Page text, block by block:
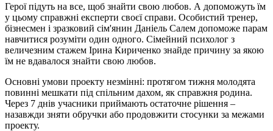
Герої підуть на все, щоб знайти свою любов. А допоможуть їм
у цьому справжні експерти своєї справи. Особистий тренер,
бізнесмен і зразковий сім'янин Даніель Салем допоможе парам
навчитися розуміти один одного. Сімейний психолог з
величезним стажем Ірина Кириченко знайде причину за якою
їм не вдавалося знайти свою любов.
Основні умови проекту незмінні: протягом тижня молодята
повинні мешкати під спільним дахом, як справжня родина.
Через 7 днів учасники приймають остаточне рішення –
назавжди зняти обручки або продовжити стосунки за межами
проекту.